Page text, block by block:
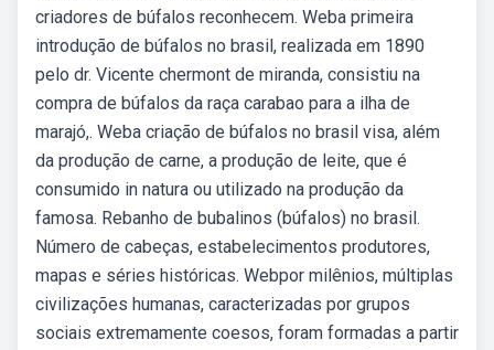
criadores de búfalos reconhecem. Weba primeira
introdução de búfalos no brasil, realizada em 1890
pelo dr. Vicente chermont de miranda, consistiu na
compra de búfalos da raça carabao para a ilha de
marajó,. Weba criação de búfalos no brasil visa, além
da produção de carne, a produção de leite, que é
consumido in natura ou utilizado na produção da
famosa. Rebanho de bubalinos (búfalos) no brasil.
Número de cabeças, estabelecimentos produtores,
mapas e séries históricas. Webpor milênios, múltiplas
civilizações humanas, caracterizadas por grupos
sociais extremamente coesos, foram formadas a partir